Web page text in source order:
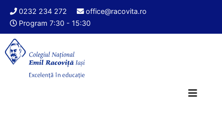
0232 234 272
office@racovita.ro
Program 7:30 - 15:30